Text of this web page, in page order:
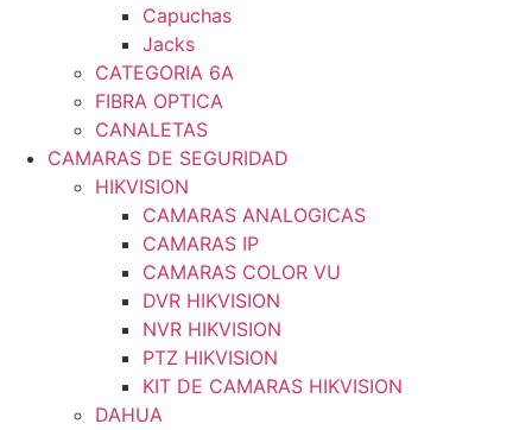
Capuchas
Jacks
CATEGORIA 6A
FIBRA OPTICA
CANALETAS
CAMARAS DE SEGURIDAD
HIKVISION
CAMARAS ANALOGICAS
CAMARAS IP
CAMARAS COLOR VU
DVR HIKVISION
NVR HIKVISION
PTZ HIKVISION
KIT DE CAMARAS HIKVISION
DAHUA